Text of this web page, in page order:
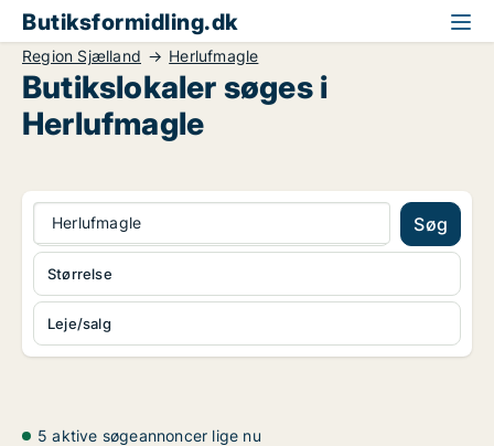
Butiksformidling.dk
Region Sjælland Herlufmagle
Butikslokaler søges i
Herlufmagle
Herlufmagle Søg
Leje/salg
Størrelse
5 aktive søgeannoncer lige nu